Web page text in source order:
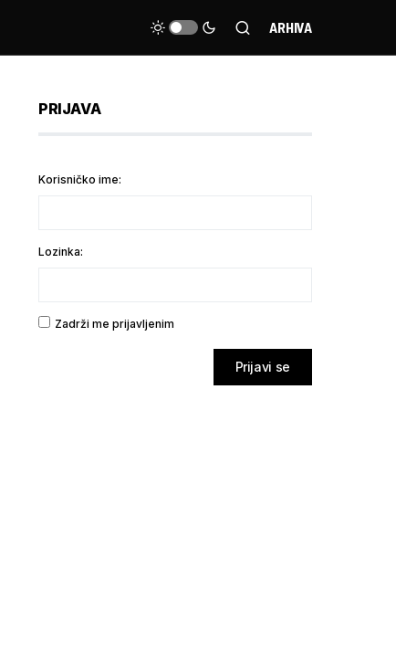
ARHIVA
PRIJAVA
Korisničko ime:
Lozinka:
Zadrži me prijavljenim
Prijavi se